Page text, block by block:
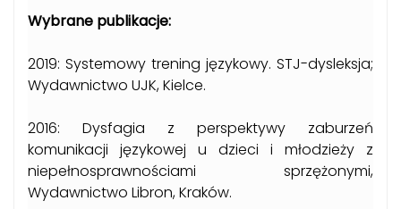
Wybrane publikacje:
2019: Systemowy trening językowy. STJ-dysleksja;
Wydawnictwo UJK, Kielce.
2016: Dysfagia z perspektywy zaburzeń
komunikacji językowej u dzieci i młodzieży z
niepełnosprawnościami sprzężonymi,
Wydawnictwo Libron, Kraków.